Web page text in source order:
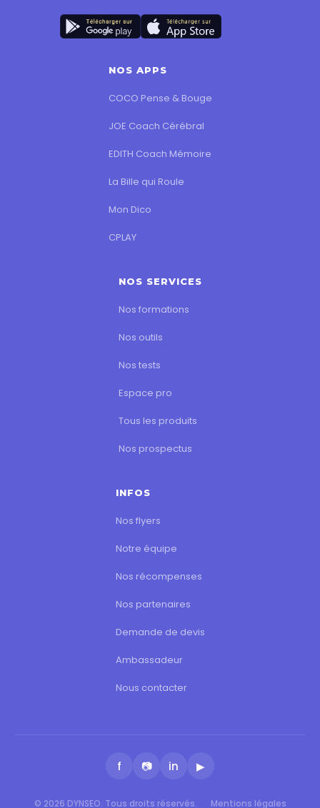
NOS APPS
COCO Pense & Bouge
JOE Coach Cérébral
EDITH Coach Mémoire
La Bille qui Roule
Mon Dico
CPLAY
NOS SERVICES
Nos formations
Nos outils
Nos tests
Espace pro
Tous les produits
Nos prospectus
INFOS
Nos flyers
Notre équipe
Nos récompenses
Nos partenaires
Demande de devis
Ambassadeur
Nous contacter
f 📷 in ▶
© 2026 DYNSEO. Tous droits réservés. Mentions légales